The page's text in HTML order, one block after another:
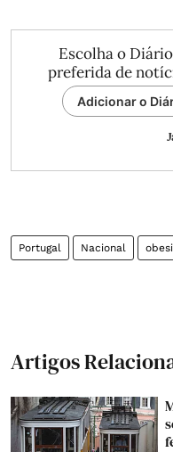
Escolha o
preferida de
Adicionar o
Portugal Nacional
Artigos